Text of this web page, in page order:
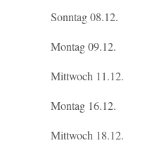
Sonntag 08.12.
Montag 09.12.
Mittwoch
Montag 16.12.
Mittwoch 18.12.